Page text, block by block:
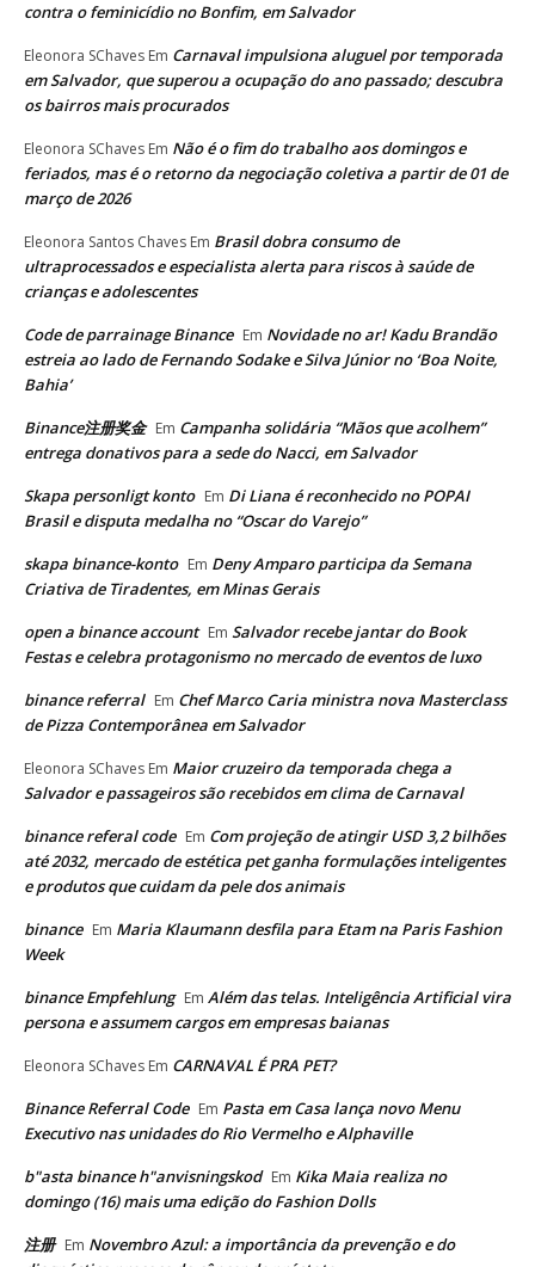
contra o feminicídio no Bonfim, em Salvador
Eleonora SChaves Em Carnaval impulsiona aluguel por temporada
em Salvador, que superou a ocupação do ano passado; descubra
os bairros mais procurados
Eleonora SChaves Em Não é o fim do trabalho aos domingos e
feriados, mas é o retorno da negociação coletiva a partir de 01 de
março de 2026
Eleonora Santos Chaves Em Brasil dobra consumo de
ultraprocessados e especialista alerta para riscos à saúde de
crianças e adolescentes
Code de parrainage Binance Em Novidade no ar! Kadu Brandão
estreia ao lado de Fernando Sodake e Silva Júnior no ‘Boa Noite,
Bahia’
Binance注册奖金 Em Campanha solidária “Mãos que acolhem”
entrega donativos para a sede do Nacci, em Salvador
Skapa personligt konto Em Di Liana é reconhecido no POPAI
Brasil e disputa medalha no “Oscar do Varejo”
skapa binance-konto Em Deny Amparo participa da Semana
Criativa de Tiradentes, em Minas Gerais
open a binance account Em Salvador recebe jantar do Book
Festas e celebra protagonismo no mercado de eventos de luxo
binance referral Em Chef Marco Caria ministra nova Masterclass
de Pizza Contemporânea em Salvador
Eleonora SChaves Em Maior cruzeiro da temporada chega a
Salvador e passageiros são recebidos em clima de Carnaval
binance referal code Em Com projeção de atingir USD 3,2 bilhões
até 2032, mercado de estética pet ganha formulações inteligentes
e produtos que cuidam da pele dos animais
binance Em Maria Klaumann desfila para Etam na Paris Fashion
Week
binance Empfehlung Em Além das telas. Inteligência Artificial vira
persona e assumem cargos em empresas baianas
Eleonora SChaves Em CARNAVAL É PRA PET?
Binance Referral Code Em Pasta em Casa lança novo Menu
Executivo nas unidades do Rio Vermelho e Alphaville
b"asta binance h"anvisningskod Em Kika Maia realiza no
domingo (16) mais uma edição do Fashion Dolls
注册 Em Novembro Azul: a importância da prevenção e do